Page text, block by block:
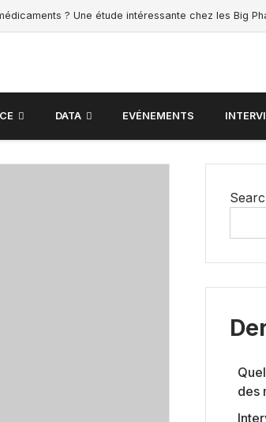
? Une étude intéressante chez les Big
DATA EVÉNEMENTS
des